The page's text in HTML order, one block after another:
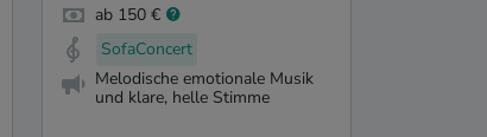
ab 150 €
SofaConcert
Melodische emotionale Musik
und klare, helle Stimme